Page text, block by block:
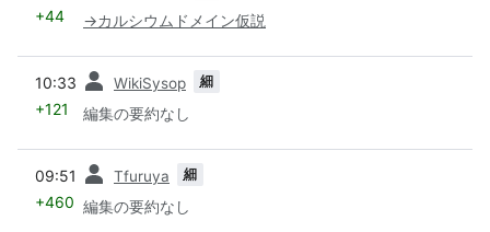
+44 →カルシウムドメイン仮説
10:33 WikiSysop 細
+121 編集の要約なし
09:51 Tfuruya 細
+460 編集の要約なし